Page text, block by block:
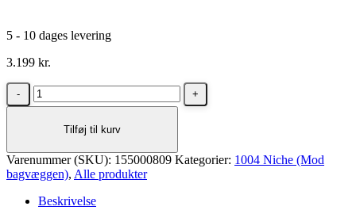
5 - 10 dages levering
3.199 kr.
Unidrain
1004
mod
bagvæg
udløb
Tilføj til kurv
Varenummer (SKU): 155000809 Kategorier: 1004 Niche (Mod
bagvæggen), Alle produkter
Beskrivelse